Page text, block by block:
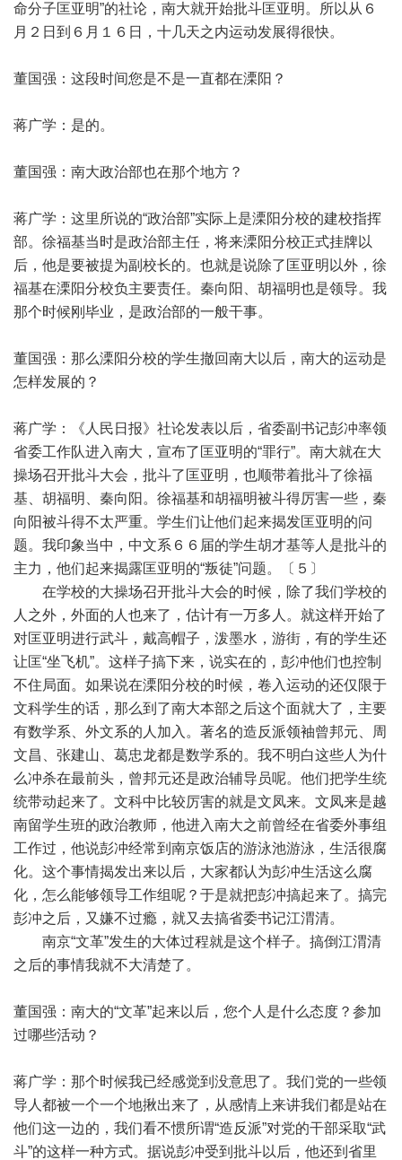
命分子匡亚明”的社论，南大就开始批斗匡亚明。所以从６
月２日到６月１６日，十几天之内运动发展得很快。
董国强：这段时间您是不是一直都在溧阳？
蒋广学：是的。
董国强：南大政治部也在那个地方？
蒋广学：这里所说的“政治部”实际上是溧阳分校的建校指挥
部。徐福基当时是政治部主任，将来溧阳分校正式挂牌以
后，他是要被提为副校长的。也就是说除了匡亚明以外，徐
福基在溧阳分校负主要责任。秦向阳、胡福明也是领导。我
那个时候刚毕业，是政治部的一般干事。
董国强：那么溧阳分校的学生撤回南大以后，南大的运动是
怎样发展的？
蒋广学：《人民日报》社论发表以后，省委副书记彭冲率领
省委工作队进入南大，宣布了匡亚明的“罪行”。南大就在大
操场召开批斗大会，批斗了匡亚明，也顺带着批斗了徐福
基、胡福明、秦向阳。徐福基和胡福明被斗得厉害一些，秦
向阳被斗得不太严重。学生们让他们起来揭发匡亚明的问
题。我印象当中，中文系６６届的学生胡才基等人是批斗的
主力，他们起来揭露匡亚明的“叛徒”问题。〔５〕
在学校的大操场召开批斗大会的时候，除了我们学校的
人之外，外面的人也来了，估计有一万多人。就这样开始了
对匡亚明进行武斗，戴高帽子，泼墨水，游街，有的学生还
让匡“坐飞机”。这样子搞下来，说实在的，彭冲他们也控制
不住局面。如果说在溧阳分校的时候，卷入运动的还仅限于
文科学生的话，那么到了南大本部之后这个面就大了，主要
有数学系、外文系的人加入。著名的造反派领袖曾邦元、周
文昌、张建山、葛忠龙都是数学系的。我不明白这些人为什
么冲杀在最前头，曾邦元还是政治辅导员呢。他们把学生统
统带动起来了。文科中比较厉害的就是文凤来。文凤来是越
南留学生班的政治教师，他进入南大之前曾经在省委外事组
工作过，他说彭冲经常到南京饭店的游泳池游泳，生活很腐
化。这个事情揭发出来以后，大家都认为彭冲生活这么腐
化，怎么能够领导工作组呢？于是就把彭冲搞起来了。搞完
彭冲之后，又嫌不过瘾，就又去搞省委书记江渭清。
南京“文革”发生的大体过程就是这个样子。搞倒江渭清
之后的事情我就不大清楚了。
董国强：南大的“文革”起来以后，您个人是什么态度？参加
过哪些活动？
蒋广学：那个时候我已经感觉到没意思了。我们党的一些领
导人都被一个一个地揪出来了，从感情上来讲我们都是站在
他们这一边的，我们看不惯所谓“造反派”对党的干部采取“武
斗”的这样一种方式。据说彭冲受到批斗以后，他还到省里